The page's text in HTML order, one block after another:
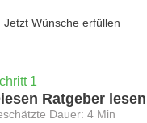
Jetzt Wünsche erfüllen
1
Ratgeber lesen
Dauer: 4 Min